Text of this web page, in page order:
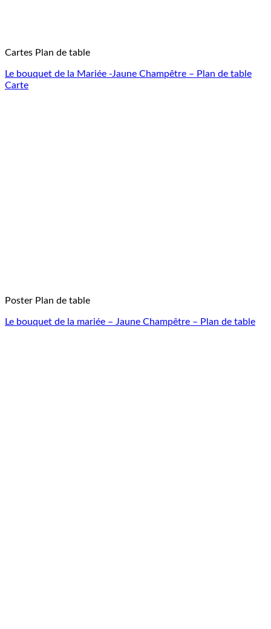
Cartes Plan de table
Le bouquet de la Mariée -Jaune Champêtre – Plan de table
Carte
Poster Plan de table
Le bouquet de la mariée – Jaune Champêtre – Plan de table